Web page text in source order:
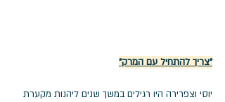
"צריך להתחיל עם המרק"
יוסי וצפרירה היו רגילים במשך שנים ליהנות מקערת